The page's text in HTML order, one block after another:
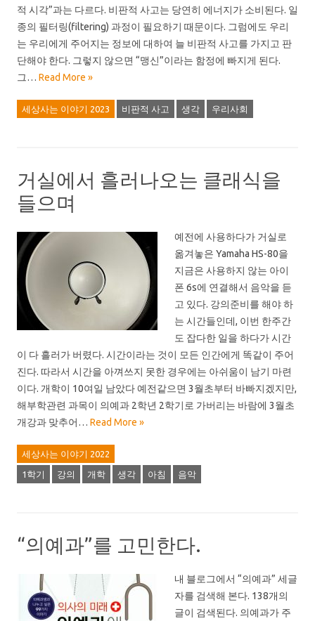
적 시각”과는 다르다. 비판적 사고는 당연히 에너지가 소비된다. 일
종의 필터링(filtering) 과정이 필요하기 때문이다. 그럼에도 우리
는 우리에게 주어지는 정보에 대하여 늘 비판적 사고를 가지고 판
단해야 한다. 그렇지 않으면 “맹신”이라는 함정에 빠지게 된다.
그… Read More »
세상사는 이야기 2023 비판적 사고 생각 우리사회
거실에서 흘러나오는 클래식을
들으며
예전에 사용하다가 거실로
옮겨놓은 Yamaha HS-80을
지금은 사용하지 않는 아이
폰 6s에 연결해서 음악을 듣
고 있다. 강의준비를 해야 하
는 시간들인데, 이번 한주간
도 잡다한 일을 하다가 시간
이 다 흘러가 버렸다. 시간이라는 것이 모든 인간에게 똑같이 주어
진다. 따라서 시간을 아껴쓰지 못한 경우에는 아쉬움이 남기 마련
이다. 개학이 10여일 남았다 예전같으면 3월초부터 바빠지겠지만,
해부학관련 과목이 의예과 2학년 2학기로 가버리는 바람에 3월초
개강과 맞추어… Read More »
세상사는 이야기 2022
1학기 강의 개학 생각 아침 음악
“의예과”를 고민한다.
내 블로그에서 “의예과” 세글
자를 검색해 본다. 138개의
글이 검색된다. 의예과가 주